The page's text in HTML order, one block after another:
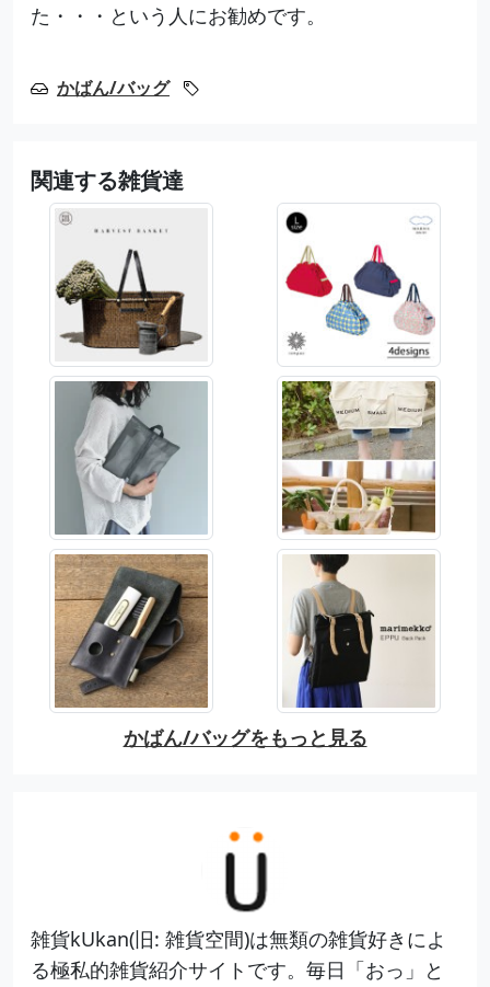
た・・・という人にお勧めです。
かばん/バッグ
関連する雑貨達
かばん/バッグをもっと見る
雑貨kUkan(旧: 雑貨空間)は無類の雑貨好きによ
る極私的雑貨紹介サイトです。毎日「おっ」と